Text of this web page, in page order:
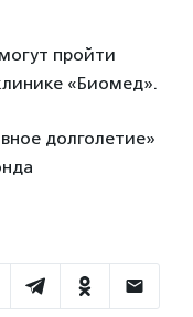
пройти
«Биомед».
долголетие»